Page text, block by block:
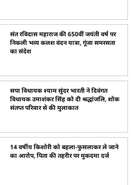
संत रविदास महाराज की 650वीं जयंती वर्ष पर
निकली भव्य कलश वंदन यात्रा, गूंजा समरसता
का संदेश
सपा विधायक श्याम सुंदर भारती ने दिवंगत
विधायक उमाशंकर सिंह को दी श्रद्धांजलि, शोक
संतप्त परिवार से की मुलाकात
14 वर्षीय किशोरी को बहला-फुसलाकर ले जाने
का आरोप, पिता की तहरीर पर मुकदमा दर्ज